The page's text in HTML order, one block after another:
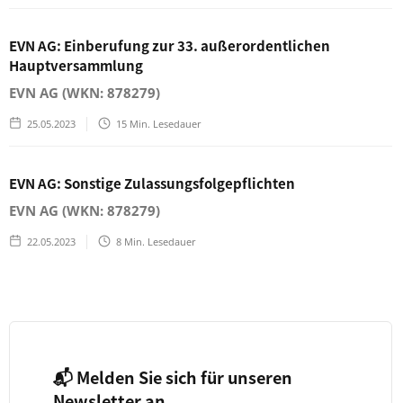
EVN AG: Einberufung zur 33. außerordentlichen
Hauptversammlung
EVN AG (WKN: 878279)
25.05.2023 15 Min. Lesedauer
EVN AG: Sonstige Zulassungsfolgepflichten
EVN AG (WKN: 878279)
22.05.2023 8 Min. Lesedauer
📬 Melden Sie sich für unseren